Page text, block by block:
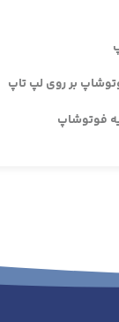
بر روی لپ تاپ
فوتوشاپ